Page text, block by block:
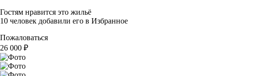
Гостям нравится это жильё
10 человек добавили его в Избранное
Пожаловаться
26 000 ₽